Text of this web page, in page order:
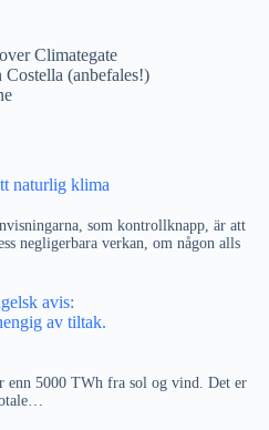
Climategate
Costella (anbefales!)
naturlig klima
som kontrollknapp, är att
negligerbara verkan, om någon alls
avis:
av tiltak.
enn 5000 TWh fra sol og vind. Det er